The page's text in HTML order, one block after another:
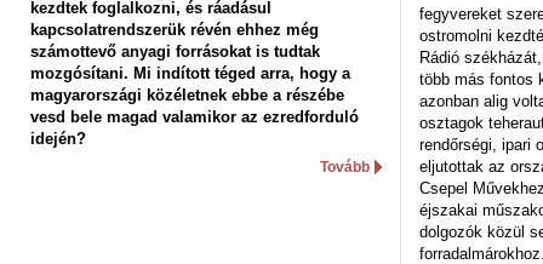
kezdtek foglalkozni, és ráadásul
kapcsolatrendszerük révén ehhez még
számottevő anyagi forrásokat is tudtak
mozgósítani. Mi indított téged arra, hogy a
magyarországi közéletnek ebbe a részébe
vesd bele magad valamikor az ezredforduló
idején?
Tovább
fegyvereket
ostromolni
Rádió
több más fontos
azonban alig
osztagok
rendőrségi, ipari
eljutottak az
Csepel
éjszakai
dolgozók közül